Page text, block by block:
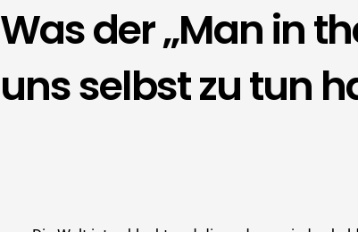
Was der „Man in
uns selbst zu tun